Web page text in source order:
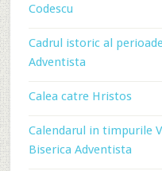
Codescu
Cadrul istoric al
Adventista
Calea catre Hristos
Calendarul in timpurile
Biserica Adventista